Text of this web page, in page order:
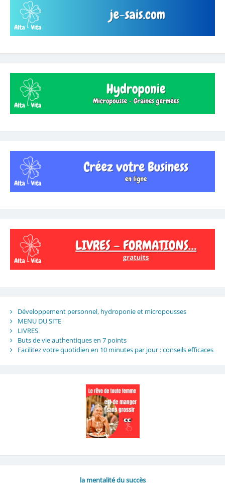
Développement personnel, hydroponie et micropousses
MENU DU SITE
LIVRES
Buts de vie authentiques en 7 points
Facilitez votre quotidien en 10 minutes par jour : conseils efficaces
la mentalité du succès